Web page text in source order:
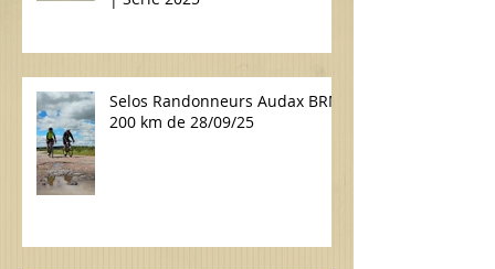
Selos Randonneurs Audax BRM
200 km de 28/09/25